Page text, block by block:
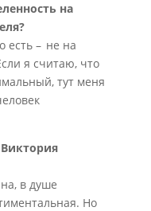
на
есть – не на
я считаю, что
тут меня
в душе
Но